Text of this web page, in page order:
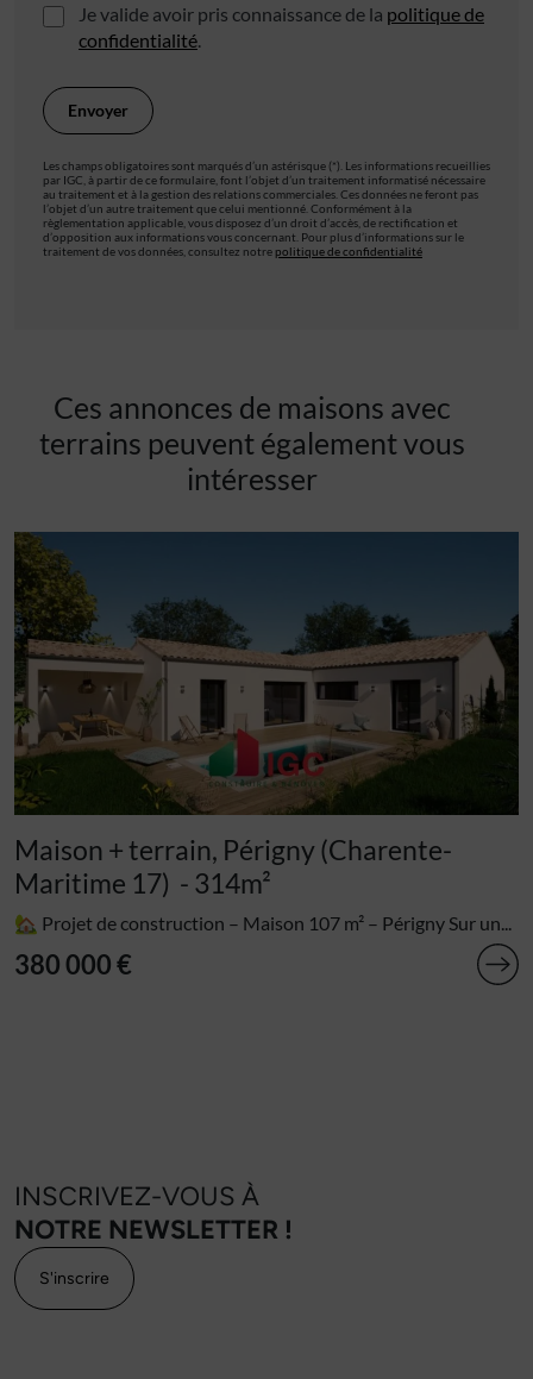
Je valide avoir pris connaissance de la politique de
confidentialité
Les champs obligatoires sont marqués d’un astérisque (*). Les informations recueillies
par IGC, à partir de ce formulaire, font l’objet d’un traitement informatisé nécessaire
au traitement et à la gestion des relations commerciales. Ces données ne feront pas
l’objet d’un autre traitement que celui mentionné. Conformément à la
règlementation applicable, vous disposez d’un droit d’accès, de rectification et
d’opposition aux informations vous concernant. Pour plus d’informations sur le
traitement de vos données, consultez notre politique de confidentialité
Ces annonces de maisons avec
terrains peuvent également vous
intéresser
Maison + terrain, Périgny (Charente-
Maritime 17) - 314m²
🏡 Projet de construction – Maison 107 m² – Périgny Sur un...
380 000 €
INSCRIVEZ-VOUS À
NOTRE NEWSLETTER !
S'inscrire